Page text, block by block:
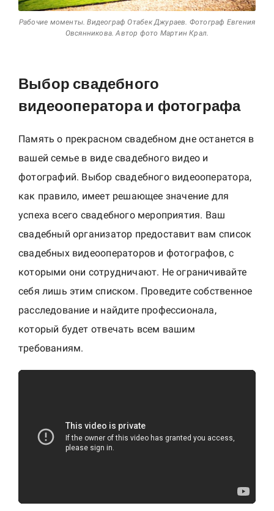
n
e
c
h
R
e
p
u
b
c
Рабочие моменты. Видеограф Отабек Джураев. Фотограф Евгения
Овсянникова. Автор фото Мартин Крал.
Выбор свадебного
видеооператора и фотографа
Память о прекрасном свадебном дне останется в
вашей семье в виде свадебного видео и
фотографий. Выбор свадебного видеооператора,
как правило, имеет решающее значение для
успеха всего свадебного мероприятия. Ваш
свадебный организатор предоставит вам список
свадебных видеооператоров и фотографов, с
которыми они сотрудничают. Не ограничивайте
себя лишь этим списком. Проведите собственное
расследование и найдите профессионала,
который будет отвечать всем вашим
требованиям.